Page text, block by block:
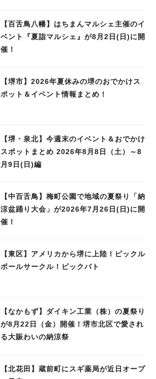
【百舌鳥八幡】はちまんマルシェ主催のイ
ベント『夏詣マルシェ』が8月2日(日)に開
催！
【堺市】2026年夏休みの堺のおでかけス
ポット＆イベント情報まとめ！
【堺・泉北】今週末のイベント＆おでかけ
スポットまとめ 2026年8月8日（土）～8
月9日(日)編
【中百舌鳥】梅町公園で地域の夏祭り「納
涼盆踊り大会」が2026年7月26日(日)に開
催！
【東区】アメリカから堺に上陸！ピックル
ボールサークル！ピックバト
【なかもず】ダイキン工業（株）の夏祭り
が8月22日（金）開催！堺市北区で愛され
る大賑わいの納涼祭
【北花田】蔵前町にスギ薬局が近日オープ